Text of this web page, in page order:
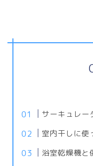
サーキュレー
室内干しに使
浴室乾燥機と